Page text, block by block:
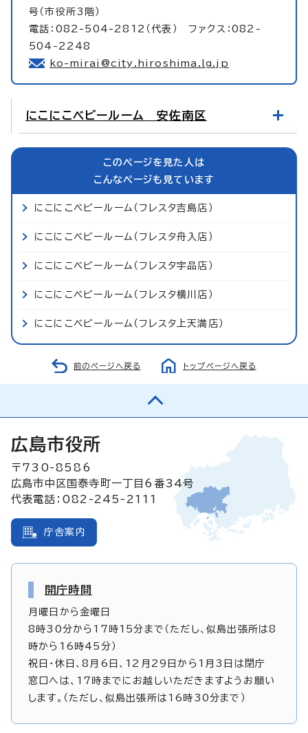
号（市役所3階）
電話：082-504-2812（代表） ファクス：082-
504-2248
ko-mirai@city.hiroshima.lg.jp
にこにこベビールーム 安佐南区
このページを見た人は
こんなページも見ています
にこにこベビールーム（フレスタ吉島店）
にこにこベビールーム（フレスタ舟入店）
にこにこベビールーム（フレスタ宇品店）
にこにこベビールーム（フレスタ横川店）
にこにこベビールーム（フレスタ上天満店）
前のページへ戻る トップページへ戻る
広島市役所
〒730-8586
広島市中区国泰寺町一丁目6番34号
代表電話：082-245-2111
庁舎案内
開庁時間
月曜日から金曜日
8時30分から17時15分まで（ただし、似島出張所は8
時から16時45分）
祝日・休日、8月6日、12月29日から1月3日は閉庁
窓口へは、17時までにお越しいただきますようお願い
します。（ただし、似島出張所は16時30分まで）